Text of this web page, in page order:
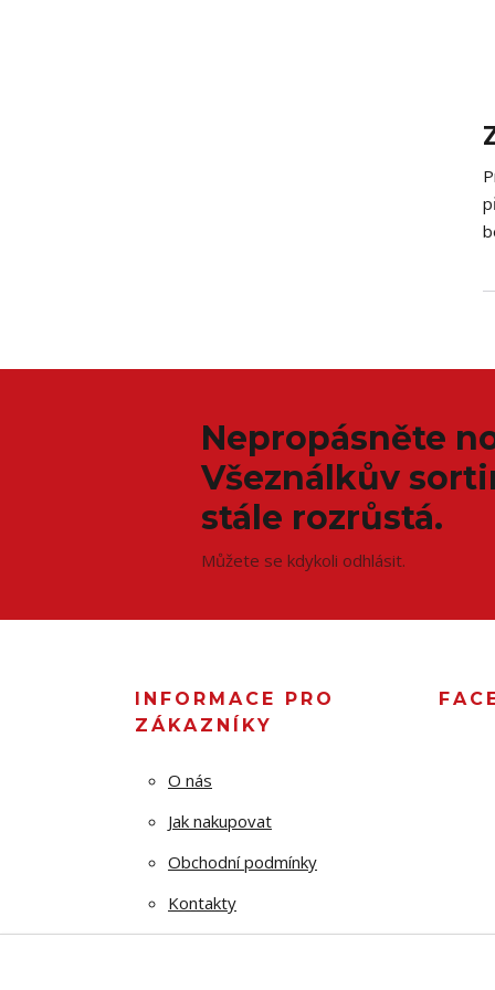
Nepropásněte
Všeználkův
stále rozrůstá.
Můžete se kdykoli odhlásit.
INFORMACE PRO
ZÁKAZNÍKY
O nás
Jak nakupovat
Obchodní podmínky
Kontakty